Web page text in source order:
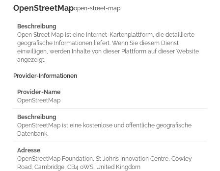
OpenStreetMapopen-street-map
Beschreibung
Open Street Map ist eine Internet-Kartenplattform, die detaillierte
geografische Informationen liefert. Wenn Sie diesem Dienst
einwilligen, werden Inhalte von dieser Plattform auf dieser Website
angezeigt.
Provider-Informationen
Provider-Name
OpenStreetMap
Beschreibung
OpenStreetMap ist eine kostenlose und öffentliche geografische
Datenbank.
Adresse
OpenStreetMap Foundation, St John’s Innovation Centre, Cowley
Road, Cambridge, CB4 0WS, United Kingdom